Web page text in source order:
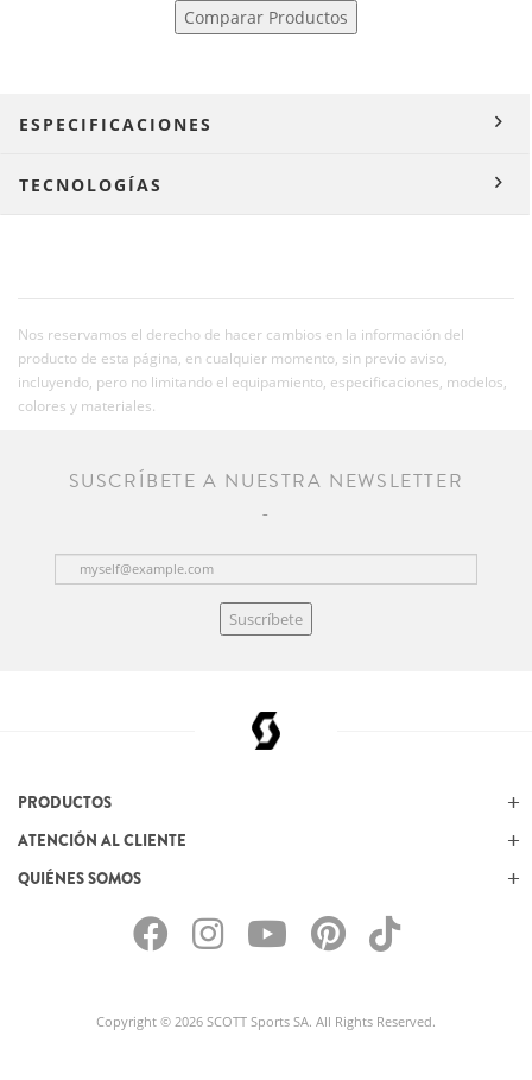
Comparar Productos
ESPECIFICACIONES
TECNOLOGÍAS
Nos reservamos el derecho de hacer cambios en la información del
producto de esta página, en cualquier momento, sin previo aviso,
incluyendo, pero no limitando el equipamiento, especificaciones, modelos,
colores y materiales.
SUSCRÍBETE A NUESTRA NEWSLETTER
Suscríbete
PRODUCTOS
ATENCIÓN AL CLIENTE
QUIÉNES SOMOS
Copyright © 2026 SCOTT Sports SA. All Rights Reserved.